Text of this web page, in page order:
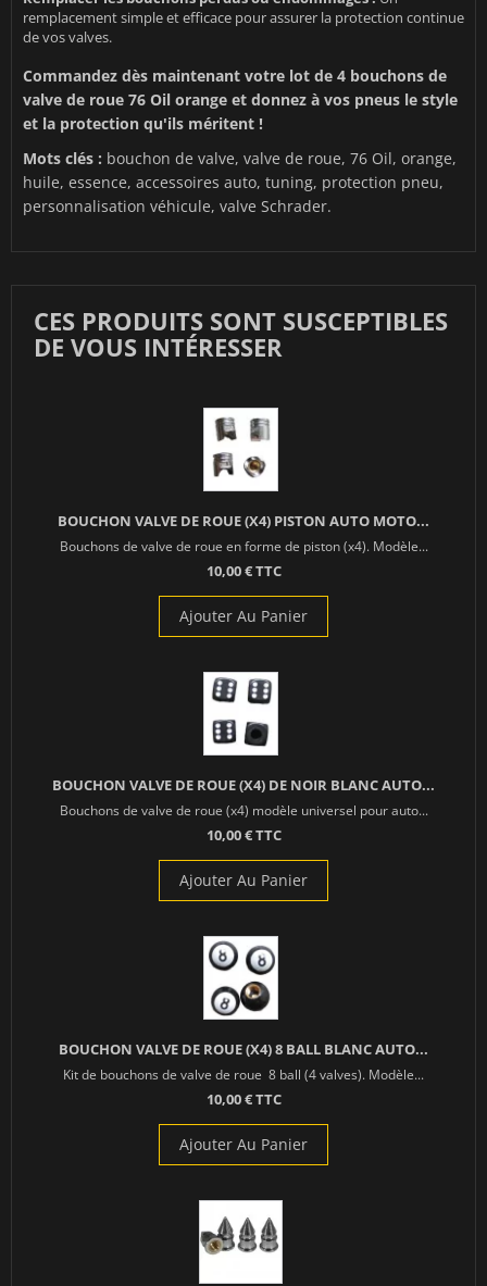
remplacement simple et efficace pour assurer la protection continue
de vos valves.
Commandez dès maintenant votre lot de 4 bouchons de
valve de roue 76 Oil orange et donnez à vos pneus le style
et la protection qu'ils méritent !
Mots clés : bouchon de valve, valve de roue, 76 Oil, orange,
huile, essence, accessoires auto, tuning, protection pneu,
personnalisation véhicule, valve Schrader.
CES PRODUITS SONT SUSCEPTIBLES
DE VOUS INTÉRESSER
BOUCHON VALVE DE ROUE (X4) PISTON AUTO MOTO...
Bouchons de valve de roue en forme de piston (x4). Modèle...
10,00 € TTC
Ajouter Au Panier
BOUCHON VALVE DE ROUE (X4) DE NOIR BLANC AUTO...
Bouchons de valve de roue (x4) modèle universel pour auto...
10,00 € TTC
Ajouter Au Panier
BOUCHON VALVE DE ROUE (X4) 8 BALL BLANC AUTO...
Kit de bouchons de valve de roue 8 ball (4 valves). Modèle...
10,00 € TTC
Ajouter Au Panier